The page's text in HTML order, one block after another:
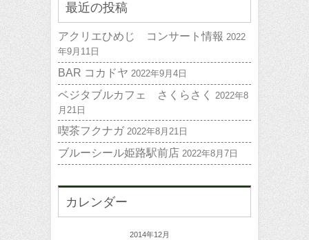
最近の投稿
アクリエひめじ コンサート情報 2022
年9月11日
BAR コカドヤ 2022年9月4日
ベジタブルカフェ さくらさく
2022年8
月21日
喫茶フクナガ 2022年8月21日
ブルーシール姫路駅前店 2022年8月7日
カレンダー
2014年12月